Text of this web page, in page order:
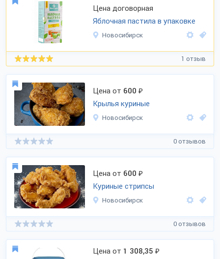
Цена договорная
Яблочная пастила в упаковке
Новосибирск
1 отзыв
Цена от 600 ₽
Крылья куриные
Новосибирск
0 отзывов
Цена от 600 ₽
Куриные стрипсы
Новосибирск
0 отзывов
Цена от 1 308,35 ₽